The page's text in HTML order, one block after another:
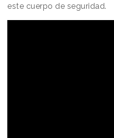
este cuerpo de seguridad.